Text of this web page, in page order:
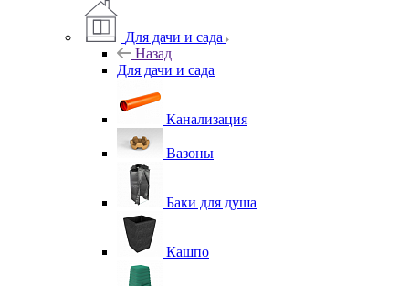
Для дачи и сада
Назад
Для дачи и сада
Канализация
Вазоны
Баки для душа
Кашпо